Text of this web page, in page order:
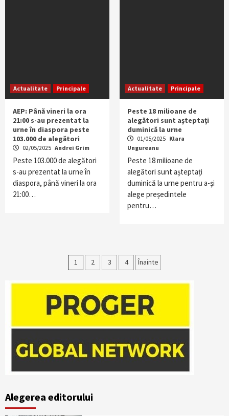
Actualitate Principale
AEP: Până vineri la ora
21:00 s-au prezentat la
urne în diaspora peste
103.000 de alegători
02/05/2025 Andrei Grim
Peste 103.000 de alegători
s-au prezentat la urne în
diaspora, până vineri la ora
21:00…
Actualitate Principale
Peste 18 milioane de
alegători sunt așteptați
duminică la urne
01/05/2025 Klara
Ungureanu
Peste 18 milioane de
alegători sunt așteptați
duminică la urne pentru a-și
alege președintele
pentru…
Paginație
articole
1 2 3 4 Înainte
Alegerea editorului